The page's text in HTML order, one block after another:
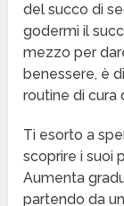
del succo di
godermi il
mezzo per
benessere, è
routine di cura
Ti esorto a
scoprire i suoi
Aumenta
partendo da